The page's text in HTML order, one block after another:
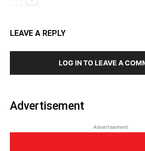
LEAVE A REPLY
LOG IN TO LEAVE A
Advertisement
Advertisement